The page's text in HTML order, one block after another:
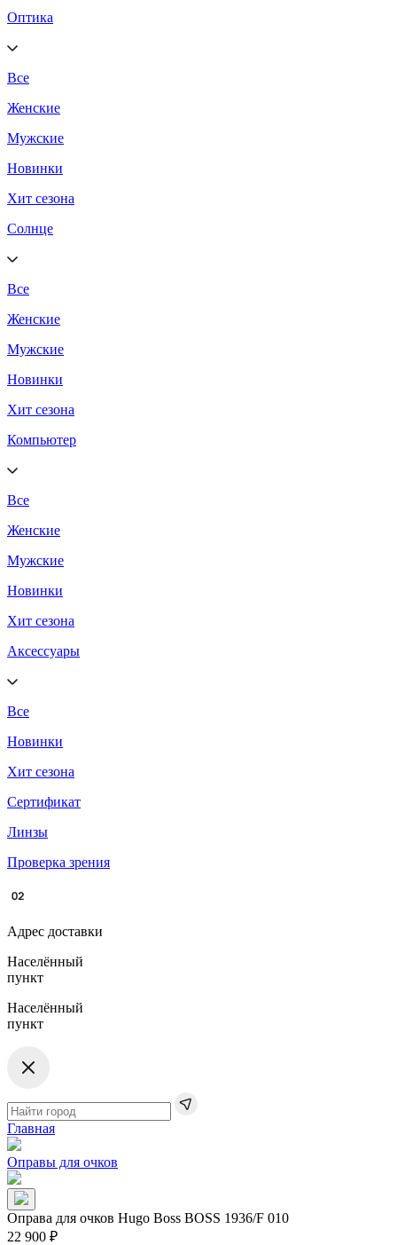
Оптика
Все
Женские
Мужские
Новинки
Хит сезона
Солнце
Все
Женские
Мужские
Новинки
Хит сезона
Компьютер
Все
Женские
Мужские
Новинки
Хит сезона
Аксессуары
Все
Новинки
Хит сезона
Сертификат
Линзы
Проверка зрения
Адрес доставки
Населённый
пункт
Населённый
пункт
Главная
Оправы для очков
Оправа для очков Hugo Boss BOSS​ 1936/F 010
22 900 ₽